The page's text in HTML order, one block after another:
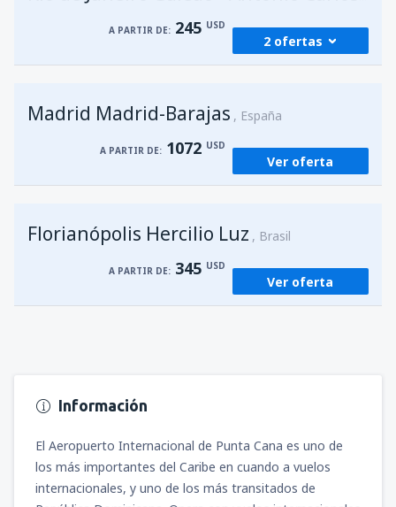
A PARTIR DE: 245 USD
2 ofertas
A PARTIR DE: 272USD
Asunción, Silvio Pettirossi (ASU)
A PARTIR DE: 245USD
Madrid Madrid-Barajas España
A PARTIR DE: 1072 USD
Ver oferta
Florianópolis Hercilio Luz Brasil
A PARTIR DE: 345 USD
Ver oferta
Información
El Aeropuerto Internacional de Punta Cana es uno de
los más importantes del Caribe en cuando a vuelos
internacionales, y uno de los más transitados de